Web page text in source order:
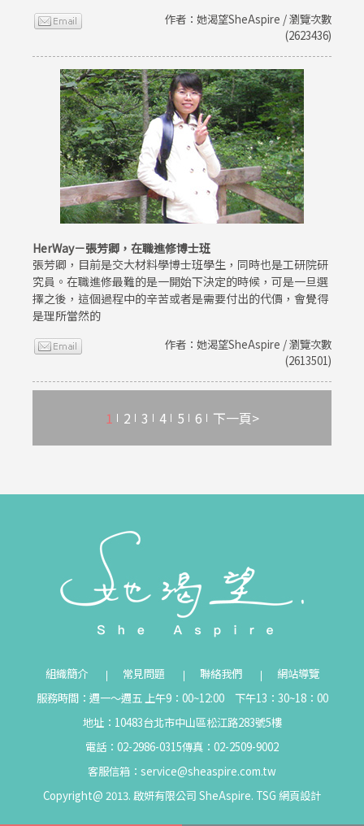
作者：她渴望SheAspire / 瀏覽次數
(2623436)
HerWay－張芳卿，在職進修博士班
張芳卿，目前是交大材料學博士班學生，同時也是工研院研
究員。在職進修最難的是一開始下決定的時候，可是一旦選
擇之後，這個過程中的辛苦或者是需要付出的代價，會覺得
是理所當然的
作者：她渴望SheAspire / 瀏覽次數
(2613501)
1 2 3 4 5 6 下一頁>
組織簡介 常見問題 聯絡我們
網站導覽
服務時間：週一～週五 上午9：00~12:00 下午13：30~18：00
地址：10483台北市中山區松江路283號5樓
電話：02-2986-0315傳真：02-2509-9002
客服信箱： service@sheaspire.com.tw
Copyright@ 2013. 啟妍有限公司 SheAspire. TSG 網頁設計